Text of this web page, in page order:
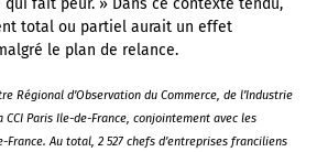
fait peur. » Dans ce contexte tendu,
total ou partiel aurait un effet
le plan de relance.
Régional d’Observation du Commerce, de l’Industrie
CCI Paris Ile-de-France, conjointement avec les
France. Au total, 2 527 chefs d’entreprises franciliens